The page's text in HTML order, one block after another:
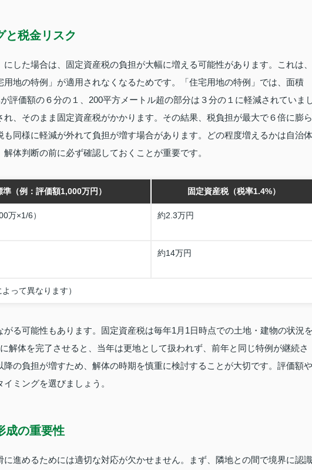
と税金リスク
した場合は、固定資産税の負担が大幅に増える可能性があります。これは、
地の特例」が適用されなくなるためです。「住宅用地の特例」では、面積
評価額の６分の１、200平方メートル超の部分は３分の１に軽減されていま
、そのまま固定資産税がかかります。その結果、税負担が最大で６倍に膨ら
同様に軽減が外れて負担が増す場合があります。どの程度増えるかは自治体
体判断の前に必ず確認しておくことが重要です。
準（例：評価額1,000万円） 固定資産税（税率1.4%）
万×1/6） 約2.3万円
約14万円
って異なります）
る可能性もあります。固定資産税は毎年1月1日時点での土地・建物の状況
解体を完了させると、当年は更地として扱われず、前年と同じ特例が継続さ
の負担が増すため、解体の時期を慎重に検討することが大切です。評価額や
ミングを選びましょう。
成の重要性
進めるためには適切な対応が欠かせません。まず、隣地との間で境界に認識